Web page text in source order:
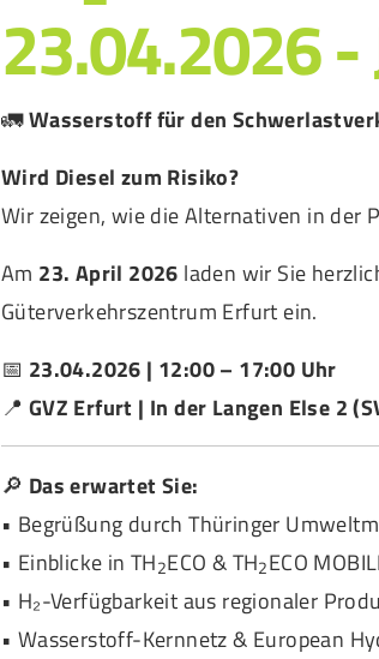
23.04.2026
🚛Wasserstoff für den
Wird Diesel zum Risiko?
Wir zeigen, wie die Alternativen in der
Am 23. April 2026 laden wir Sie
Güterverkehrszentrum Erfurt ein.
📅 23.04.2026 | 12:00 – 17:00 Uhr
📍 GVZ Erfurt | In der Langen Else 2
🔎 Das erwartet Sie:
• Begrüßung durch Thüringer
• Einblicke in TH2ECO & TH2ECO
• H₂-Verfügbarkeit aus regionaler
• Wasserstoff-Kernnetz & European